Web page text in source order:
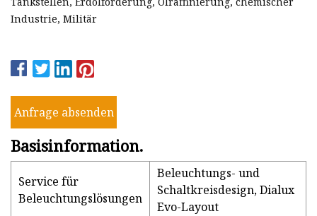
Industrie, Militär
Anfrage absenden
Basisinformation.
Service für
Beleuchtungslösungen
Beleuchtungs- und
Schaltkreisdesign, Dialux
Evo-Layout